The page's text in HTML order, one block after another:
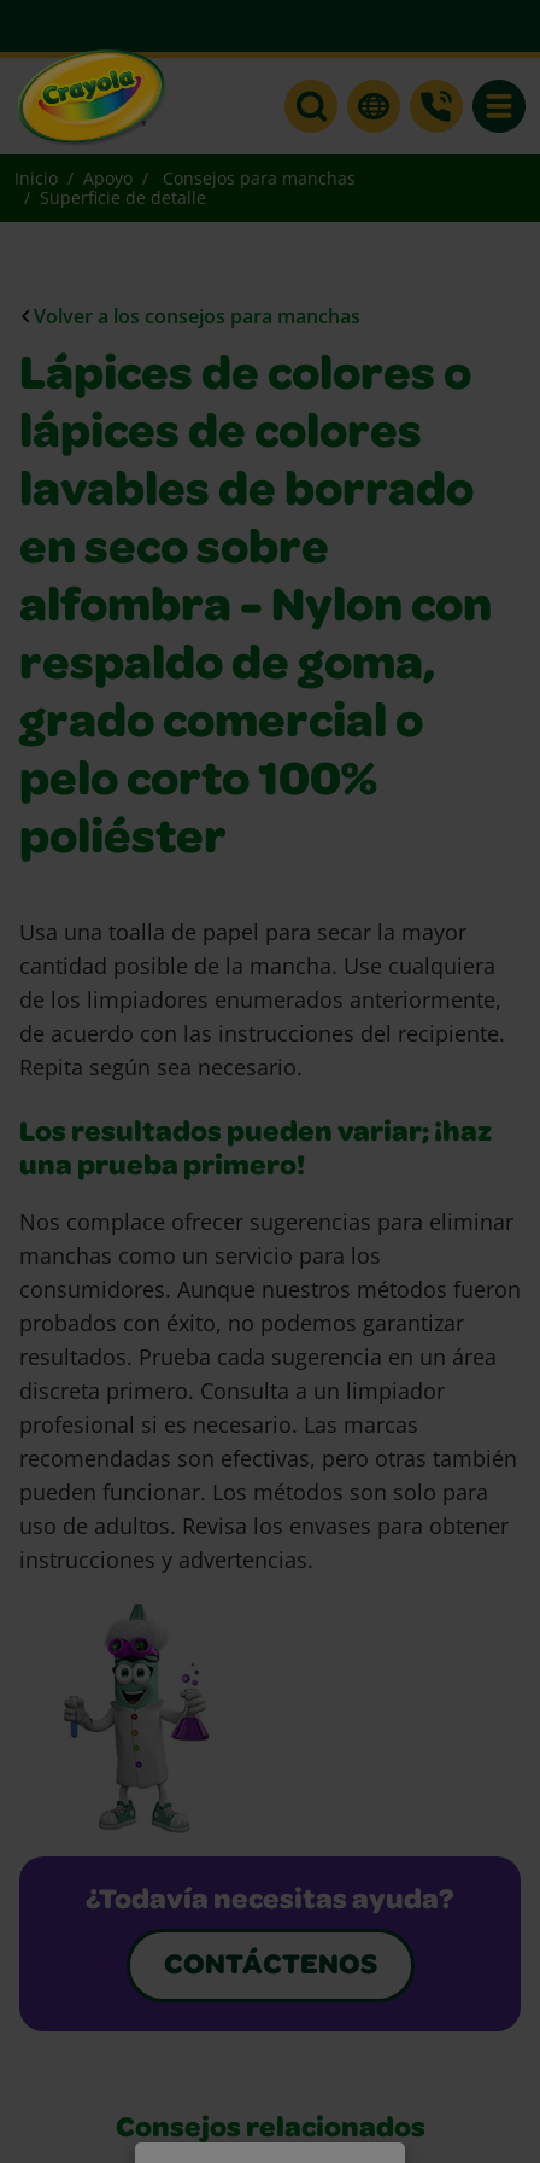
Inicio Apoyo
Consejos para manchas
Superficie de detalle
Volver a los consejos para manchas
Lápices de colores o
lápices de colores
lavables de borrado
en seco sobre
alfombra - Nylon con
respaldo de goma,
grado comercial o
pelo corto 100%
poliéster
Usa una toalla de papel para secar la mayor
cantidad posible de la mancha. Use cualquiera
de los limpiadores enumerados anteriormente,
de acuerdo con las instrucciones del recipiente.
Repita según sea necesario.
Los resultados pueden variar; ¡haz
una prueba primero!
Nos complace ofrecer sugerencias para eliminar
manchas como un servicio para los
consumidores. Aunque nuestros métodos fueron
probados con éxito, no podemos garantizar
resultados. Prueba cada sugerencia en un área
discreta primero. Consulta a un limpiador
profesional si es necesario. Las marcas
recomendadas son efectivas, pero otras también
pueden funcionar. Los métodos son solo para
uso de adultos. Revisa los envases para obtener
instrucciones y advertencias.
¿Todavía necesitas ayuda?
CONTÁCTENOS
Consejos relacionados